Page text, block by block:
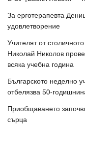
За ерготерапевта
удовлетворение
Учителят от
Николай Николов
всяка учебна година
Българското неделно
отбелязва 50-
Приобщаването
сърца